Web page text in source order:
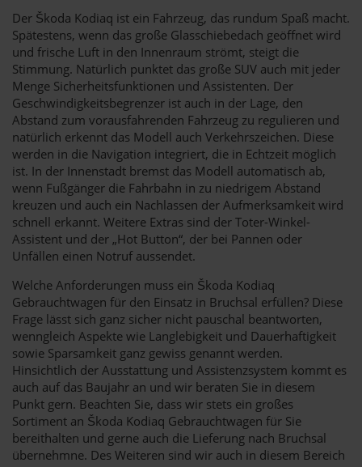
Der Škoda Kodiaq ist ein Fahrzeug, das rundum Spaß macht.
Spätestens, wenn das große Glasschiebedach geöffnet wird
und frische Luft in den Innenraum strömt, steigt die
Stimmung. Natürlich punktet das große SUV auch mit jeder
Menge Sicherheitsfunktionen und Assistenten. Der
Geschwindigkeitsbegrenzer ist auch in der Lage, den
Abstand zum vorausfahrenden Fahrzeug zu regulieren und
natürlich erkennt das Modell auch Verkehrszeichen. Diese
werden in die Navigation integriert, die in Echtzeit möglich
ist. In der Innenstadt bremst das Modell automatisch ab,
wenn Fußgänger die Fahrbahn in zu niedrigem Abstand
kreuzen und auch ein Nachlassen der Aufmerksamkeit wird
schnell erkannt. Weitere Extras sind der Toter-Winkel-
Assistent und der „Hot Button“, der bei Pannen oder
Unfällen einen Notruf aussendet.
Welche Anforderungen muss ein Škoda Kodiaq
Gebrauchtwagen für den Einsatz in Bruchsal erfüllen? Diese
Frage lässt sich ganz sicher nicht pauschal beantworten,
wenngleich Aspekte wie Langlebigkeit und Dauerhaftigkeit
sowie Sparsamkeit ganz gewiss genannt werden.
Hinsichtlich der Ausstattung und Assistenzsystem kommt es
auch auf das Baujahr an und wir beraten Sie in diesem
Punkt gern. Beachten Sie, dass wir stets ein großes
Sortiment an Škoda Kodiaq Gebrauchtwagen für Sie
bereithalten und gerne auch die Lieferung nach Bruchsal
übernehmne. Des Weiteren sind wir auch in diesem Bereich